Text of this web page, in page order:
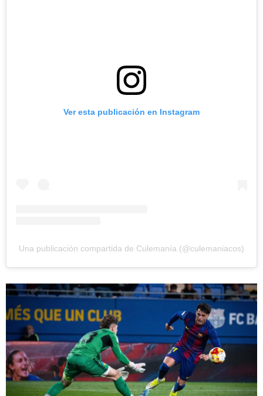
Ver esta publicación en Instagram
Una publicación compartida de Culemanía (@culemaniacos)